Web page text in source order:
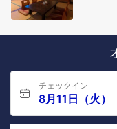
チェックイン
8月11日（火）